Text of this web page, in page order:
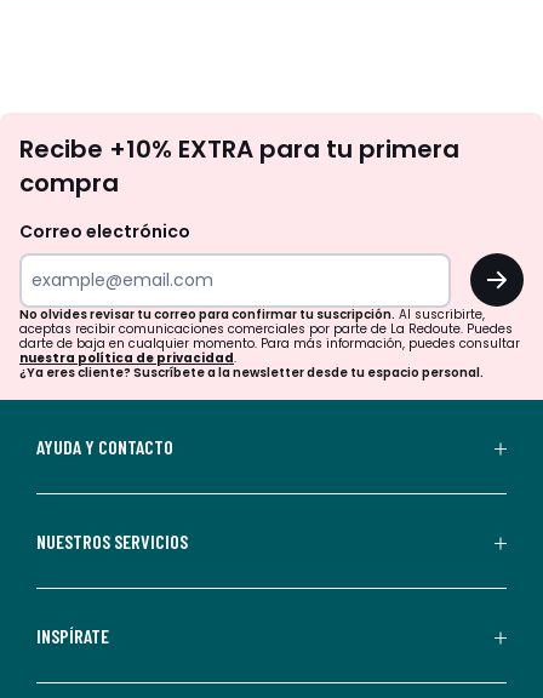
te
tu
para
confirmar
tu
suscripción.
aceptas
comerciales
personalizadas
Recibe +10% EXTRA para tu primera
compra
Correo electrónico
OK
No olvides revisar tu correo para confirmar tu suscripción. Al suscribirte,
aceptas recibir comunicaciones comerciales por parte de La Redoute. Puedes
darte de baja en cualquier momento. Para más información, puedes consultar
nuestra política de privacidad.
¿Ya eres cliente? Suscríbete a la newsletter desde tu espacio personal.
AYUDA Y CONTACTO
NUESTROS SERVICIOS
INSPÍRATE